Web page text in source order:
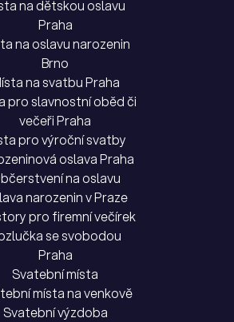
na dětskou oslavu
Praha
na oslavu narozenin
Brno
na svatbu Praha
pro slavnostní oběd či
večeři Praha
pro výroční svatby
oslava Praha
na oslavu
narozenin v Praze
pro firemní večírek
se svobodou
Praha
Svatební místa
místa na venkově
Svatební výzdoba